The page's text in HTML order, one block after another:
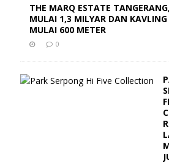
THE MARQ ESTATE
MULAI 1,3 MILYAR DAN KAVLING
MULAI 600 METER
0